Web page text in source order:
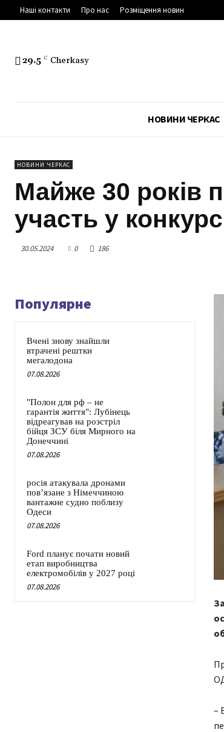
Наші контакти Про нас Розміщення новин
29.5 C Cherkasy
НОВИНИ ЧЕРКАС
НОВИНИ ЧЕРКАС
Майже 30 років
участь у
30.05.2024 0 186
Популярне
Вчені знову знайшли
втрачені рештки
мегалодона
07.08.2026
"Полон для рф – не
гарантія життя": Лубінець
відреагував на розстріл
бійця ЗСУ біля Мирного на
Донеччині
07.08.2026
росія атакувала дронами
пов’язане з Німеччиною
вантажне судно поблизу
Одеси
07.08.2026
Ford планує почати новий
етап виробництва
електромобілів у 2027 році
07.08.2026
–